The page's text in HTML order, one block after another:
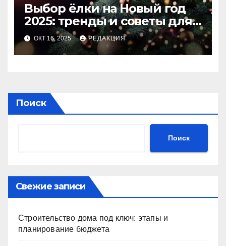
Выбор ёлки на Новый год
2025: тренды и советы для
идеального праздника
ОКТ 16, 2025 РЕДАКЦИЯ
Поиск
Поиск
Свежие записи
Строительство дома под ключ: этапы и
планирование бюджета